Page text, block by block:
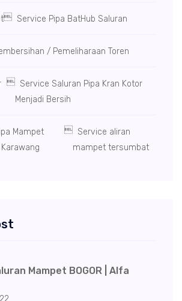
 Service Pipa BatHub Saluran
/ Pemeliharaan Toren
Service Saluran Pipa Kran Kotor
Menjadi Bersih
Mampet
 Service aliran
mampet tersumbat
Mampet BOGOR | Alfa